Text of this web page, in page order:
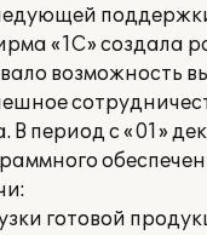
«1С» создала
возможность
период с «01»
готовой